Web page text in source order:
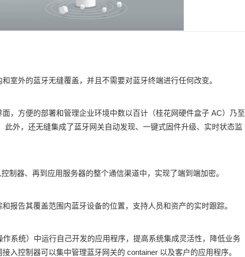
和室外的蓝牙无缝覆盖，并且不需要对蓝牙终端进行任何改变。
面，方便的部署和管理企业环境中数以百计（桂花网硬件盒子 AC）乃至
此外，还无缝集成了蓝牙网关自动发现、一键式固件升级、实时状态监
制器、 再到应用服务器的整个通信渠道中，实现了端到端加密。
和报告其覆盖范围内蓝牙设备的位置，支持人员和资产的实时跟踪。
系统） 中运行自己开发的应用程序，提高系统集成灵活性，降低业务
入控制器可以集中管理蓝牙网关的 container 以及客户的应用程序。